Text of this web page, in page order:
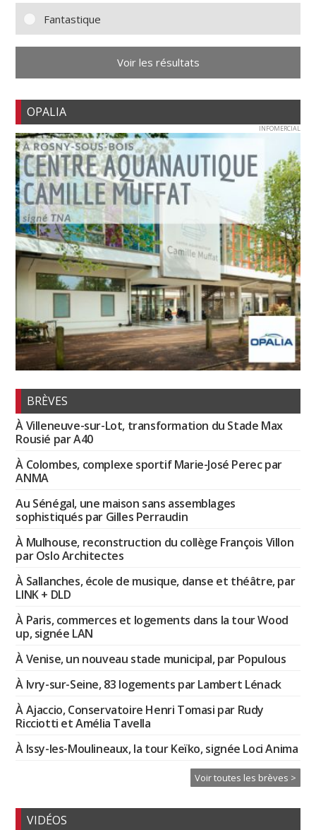
Fantastique
Voir les résultats
OPALIA
INFOMERCIAL
BRÈVES
À Villeneuve-sur-Lot, transformation du Stade Max
Rousié par A40
À Colombes, complexe sportif Marie-José Perec par
ANMA
Au Sénégal, une maison sans assemblages
sophistiqués par Gilles Perraudin
À Mulhouse, reconstruction du collège François Villon
par Oslo Architectes
À Sallanches, école de musique, danse et théâtre, par
LINK + DLD
À Paris, commerces et logements dans la tour Wood
up, signée LAN
À Venise, un nouveau stade municipal, par Populous
À Ivry-sur-Seine, 83 logements par Lambert Lénack
À Ajaccio, Conservatoire Henri Tomasi par Rudy
Ricciotti et Amélia Tavella
À Issy-les-Moulineaux, la tour Keïko, signée Loci Anima
Voir toutes les brèves >
VIDÉOS